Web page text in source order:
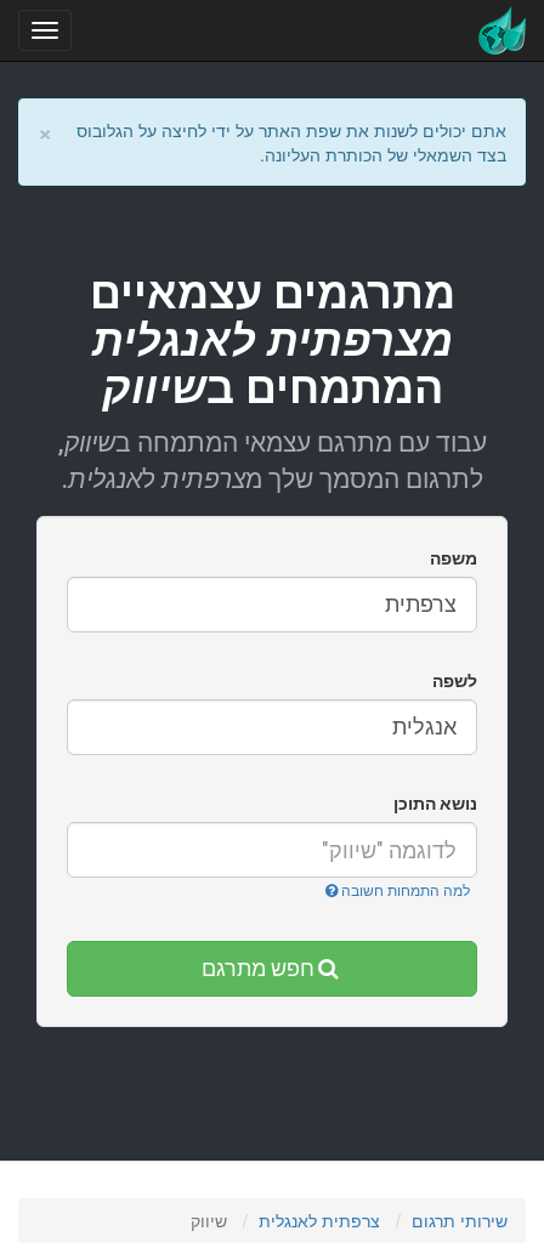
×
אתם יכולים לשנות את שפת האתר על ידי לחיצה על הגלובוס
בצד השמאלי של הכותרת העליונה.
מתרגמים עצמאיים
מצרפתית לאנגלית
המתמחים בשיווק
עבוד עם מתרגם עצמאי המתמחה בשיווק,
לתרגום המסמך שלך מצרפתיתלאנגלית.
משפה
לשפה
נושא התוכן
למה התמחות חשובה
חפש מתרגם
שירותי תרגום צרפתית לאנגלית שיווק